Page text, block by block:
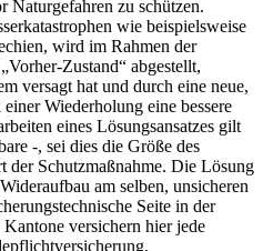
Naturgefahren zu schützen.
wie beispielsweise
wird im Rahmen der
Zustand“ abgestellt,
versagt hat und durch eine neue,
Wiederholung eine bessere
eines Lösungsansatzes gilt
-, sei dies die Größe des
der Schutzmaßnahme. Die Lösung
am selben, unsicheren
Seite in der
versichern hier jede